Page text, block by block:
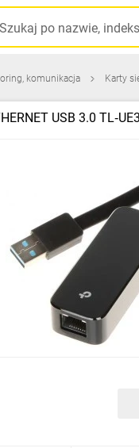
komunikacja Karty
USB 3.0